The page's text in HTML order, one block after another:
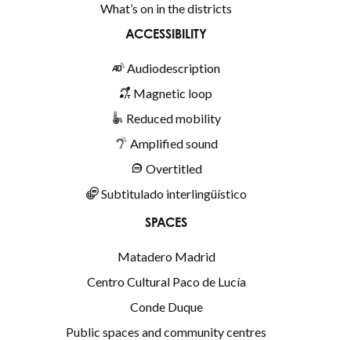
What’s on in the districts
ACCESSIBILITY
Audiodescription
Magnetic loop
Reduced mobility
Amplified sound
Overtitled
Subtitulado interlingüístico
SPACES
Matadero Madrid
Centro Cultural Paco de Lucía
Conde Duque
Public spaces and community centres